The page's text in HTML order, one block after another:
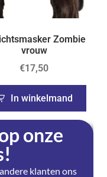
Zombie
vrouw
€17,50
In winkelmand
onze
klanten ons